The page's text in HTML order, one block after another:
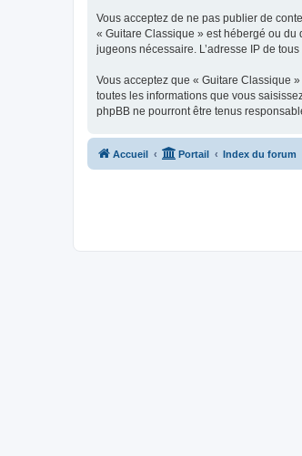
Vous acceptez de ne pas publier de
« Guitare Classique » est hébergé ou du
jugeons nécessaire. L’adresse IP de
Vous acceptez que « Guitare Classique
toutes les informations que vous
phpBB ne pourront être tenus
Accueil Portail Index du forum